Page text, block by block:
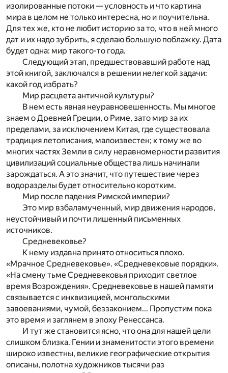
изолированные потоки — условность и что картина
мира в целом не только интересна, но и поучительна.
Для тех же, кто не любит историю за то, что в ней много
дат и их надо зубрить, я сделаю большую поблажку. Дата
будет одна: мир такого-то года.
Следующий этап, предшествовавший работе над
этой книгой, заключался в решении нелегкой задачи:
какой год избрать?
Мир расцвета античной культуры?
В нем есть явная неуравновешенность. Мы многое
знаем о Древней Греции, о Риме, зато мир за их
пределами, за исключением Китая, где существовала
традиция летописания, малоизвестен; к тому же во
многих частях Земли в силу неравномерности развития
цивилизаций социальные общества лишь начинали
зарождаться. А это значит, что путешествие через
водоразделы будет относительно коротким.
Мир после падения Римской империи?
Это мир взбаламученный, мир движения народов,
неустойчивый и почти лишенный письменных
источников.
Средневековье?
К нему издавна принято относиться плохо.
«Мрачное Средневековье». «Средневековые порядки».
«На смену тьме Средневековья приходит светлое
время Возрождения». Средневековье в нашей памяти
связывается с инквизицией, монгольскими
завоеваниями, чумой, беззаконием... Пропустим пока
это время и заглянем в эпоху Ренессанса.
И тут же становится ясно, что она для нашей цели
слишком близка. Гении и знаменитости этого времени
широко известны, великие географические открытия
описаны, полотна художников тысячи раз